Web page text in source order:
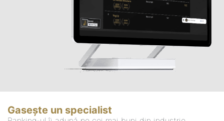
Gasește un specialist